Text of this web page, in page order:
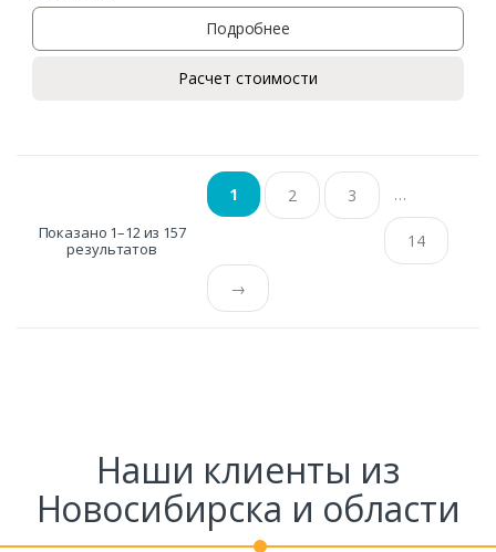
Подробнее
Расчет стоимости
Показано 1–12 из 157
результатов
1 2 3 …
14
→
Наши клиенты из
Новосибирска и области